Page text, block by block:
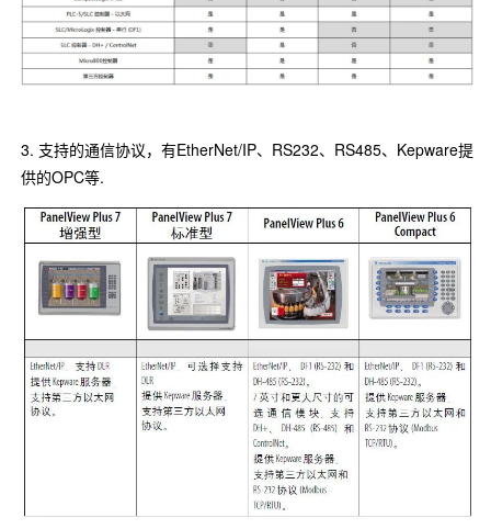
3. 支持的通信协议，有EtherNet/IP、RS232、RS485、Kepware提
供的OPC等.